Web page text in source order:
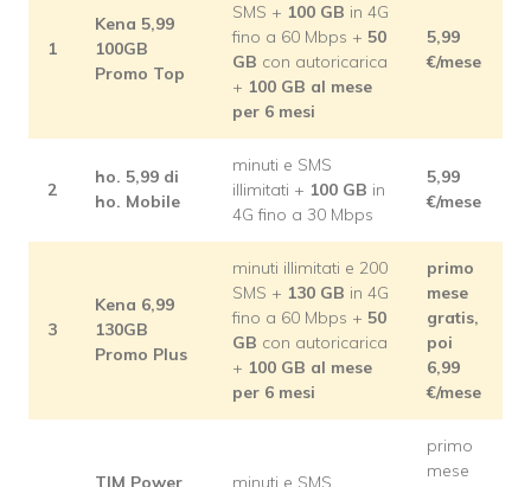
1
Kena 5,99
100GB
Promo Top
SMS + 100 GB in 4G
fino a 60 Mbps + 50
GB con autoricarica
+ 100 GB al mese
per 6 mesi
5,99
€/mese
2
ho. 5,99 di
ho. Mobile
minuti e SMS
illimitati + 100 GB in
4G fino a 30 Mbps
5,99
€/mese
3
Kena 6,99
130GB
Promo Plus
minuti illimitati e 200
SMS + 130 GB in 4G
fino a 60 Mbps + 50
GB con autoricarica
+ 100 GB al mese
per 6 mesi
primo
mese
gratis,
poi
6,99
€/mese
TIM Power minuti e SMS
primo
mese